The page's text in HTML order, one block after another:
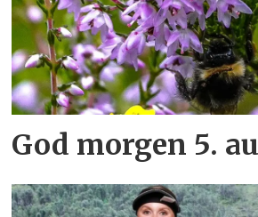
God morgen 5.